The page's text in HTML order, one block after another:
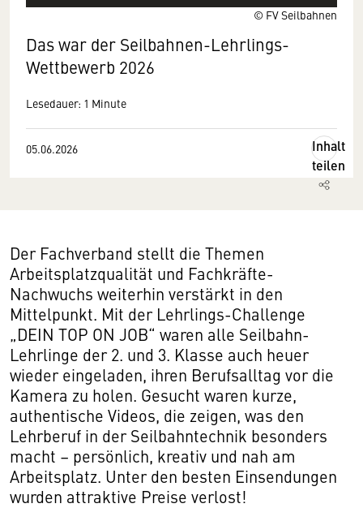
© FV Seilbahnen
Das war der Seilbahnen-Lehrlings-
Wettbewerb 2026
Lesedauer: 1 Minute
05.06.2026
Inhalt
teilen
Der Fachverband stellt die Themen
Arbeitsplatzqualität und Fachkräfte-
Nachwuchs weiterhin verstärkt in den
Mittelpunkt. Mit der Lehrlings-Challenge
„DEIN TOP ON JOB“ waren alle Seilbahn-
Lehrlinge der 2. und 3. Klasse auch heuer
wieder eingeladen, ihren Berufsalltag vor die
Kamera zu holen. Gesucht waren kurze,
authentische Videos, die zeigen, was den
Lehrberuf in der Seilbahntechnik besonders
macht – persönlich, kreativ und nah am
Arbeitsplatz. Unter den besten Einsendungen
wurden attraktive Preise verlost!